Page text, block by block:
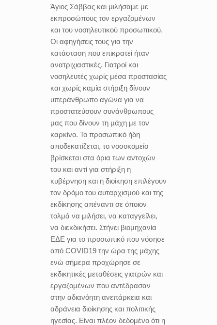
Άγιος Σάββας και μιλήσαμε με
εκπροσώπους τον εργαζομένων
και του νοσηλευτικού προσωπικού.
Οι αφηγήσεις τους για την
κατάσταση που επικρατεί ήταν
ανατριχιαστικές. Γιατροί και
νοσηλευτές χωρίς μέσα προστασίας
και χωρίς καμία στήριξη δίνουν
υπεράνθρωπο αγώνα για να
προστατεύσουν συνάνθρωπους
μας που δίνουν τη μάχη με τον
καρκίνο. Το προσωπικό ήδη
αποδεκατίζεται, το νοσοκομείο
βρίσκεται στα όρια των αντοχών
του και αντί για στήριξη η
κυβέρνηση και η διοίκηση επιλέγουν
τον δρόμο του αυταρχισμού και της
εκδίκησης απέναντι σε όποιον
τολμά να μιλήσει, να καταγγείλει,
να διεκδικήσει. Στήνει βιομηχανία
ΕΔΕ για το προσωπικό που νόσησε
από COVID19 την ώρα της μάχης
ενώ σήμερα προχώρησε σε
εκδικητικές μεταθέσεις γιατρών και
εργαζομένων που αντέδρασαν
στην αδιανόητη ανεπάρκεια και
αδράνεια διοίκησης και πολιτικής
ηγεσίας. Είναι πλέον δεδομένο ότι η